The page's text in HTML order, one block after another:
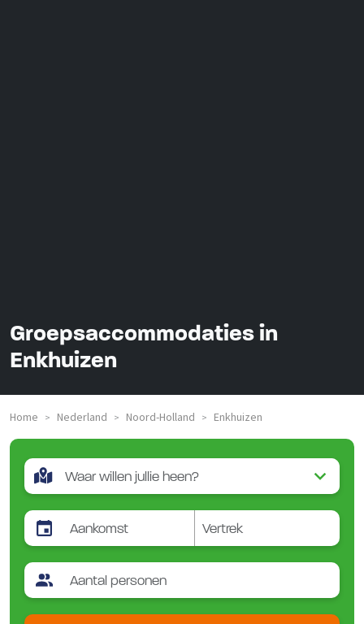
Groepsaccommodaties in
Enkhuizen
Home > Nederland > Noord-Holland > Enkhuizen